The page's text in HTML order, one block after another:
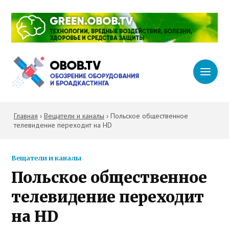
Главная › Вещатели и каналы › Польское общественное
телевидение переходит на HD
Вещатели и каналы
Польское общественное
телевидение переходит
на HD